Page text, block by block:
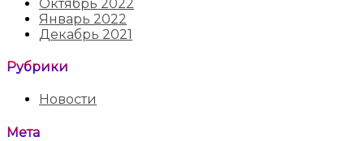
Октябрь 2022
Январь 2022
Декабрь 2021
Рубрики
Новости
Мета